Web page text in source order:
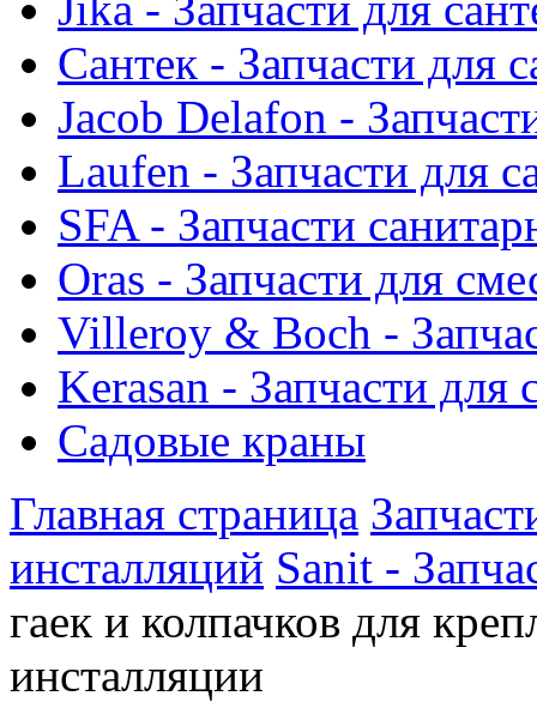
Сантек - Запчасти для
Jacob Delafon -
Laufen - Запчасти для
SFA - Запчасти
Oras - Запчасти для
Villeroy & Boch -
Kerasan - Запчасти для
Садовые краны
Главная страница
инсталляций Sanit -
гаек и колпачков для
инсталляции